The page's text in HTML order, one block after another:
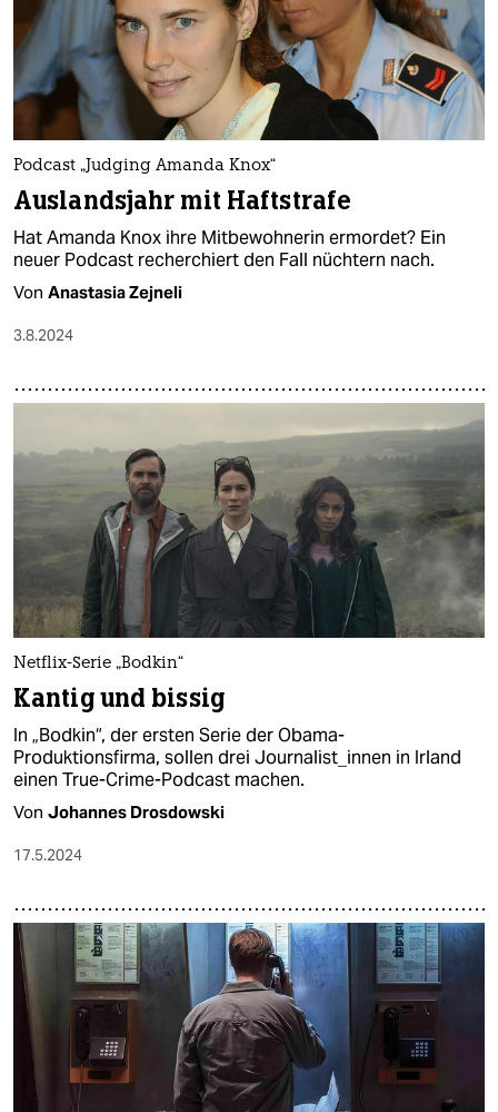
Podcast „Judging Amanda Knox“
Auslandsjahr mit Haftstrafe
Hat Amanda Knox ihre Mitbewohnerin ermordet? Ein
neuer Podcast recherchiert den Fall nüchtern nach.
Von Anastasia Zejneli
3.8.2024
Netflix-Serie „Bodkin“
Kantig und bissig
In „Bodkin“, der ersten Serie der Obama-
Produktionsfirma, sollen drei Journalist_innen in Irland
einen True-Crime-Podcast machen.
Von Johannes Drosdowski
17.5.2024